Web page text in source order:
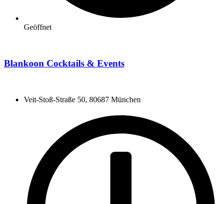
Geöffnet
Blankoon Cocktails & Events
Veit-Stoß-Straße 50, 80687 München